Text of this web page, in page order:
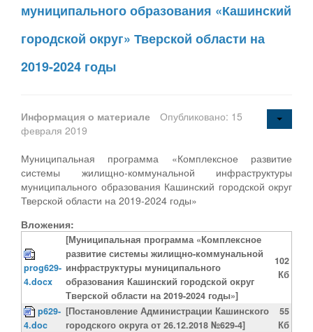
муниципального образования «Кашинский
городской округ» Тверской области на
2019-2024 годы
Информация о материале
Опубликовано: 15
февраля 2019
Муниципальная программа «Комплексное развитие
системы жилищно-коммунальной инфраструктуры
муниципального образования Кашинский городской округ
Тверской области на 2019-2024 годы»
Вложения:
prog629-
4.docx
[Муниципальная программа «Комплексное
развитие системы жилищно-коммунальной
инфраструктуры муниципального
образования Кашинский городской округ
Тверской области на 2019-2024 годы»]
102
Кб
p629-
4.doc
[Постановление Администрации Кашинского
городского округа от 26.12.2018 №629-4]
55
Кб